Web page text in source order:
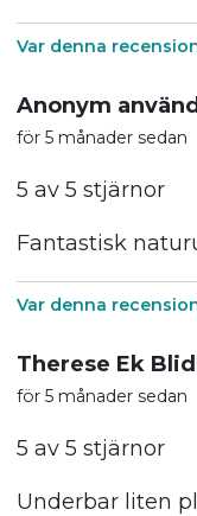
Var denna
Anonym
för 5 månader sedan
5 av 5 stjärnor
Fantastisk
Var denna
Therese Ek
för 5 månader sedan
5 av 5 stjärnor
Underbar liten